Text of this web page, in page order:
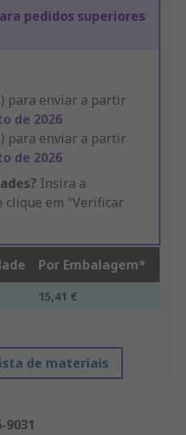
pedidos superiores
para enviar a partir
de 2026
para enviar a partir
de 2026
Insira a
clique em "Verificar
Por Embalagem*
15,41 €
de materiais
9031